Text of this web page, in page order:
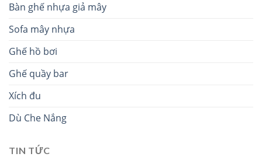
Bàn ghế nhựa giả mây
Sofa mây nhựa
Ghế hồ bơi
Ghế quầy bar
Xích đu
Dù Che Nắng
TIN TỨC